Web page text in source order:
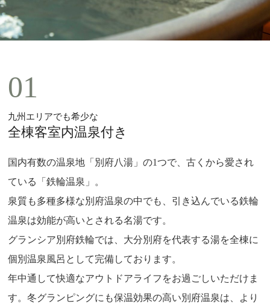
さらに読み込む Instagram でフォロー
01
九州エリアでも希少な
全棟客室内温泉付き
国内有数の温泉地「別府八湯」の1つで、古くから愛され
ている「鉄輪温泉」。
泉質も多種多様な別府温泉の中でも、引き込んでいる鉄輪
温泉は効能が高いとされる名湯です。
グランシア別府鉄輪では、大分別府を代表する湯を全棟に
個別温泉風呂として完備しております。
年中通して快適なアウトドアライフをお過ごしいただけま
す。冬グランピングにも保温効果の高い別府温泉は、より